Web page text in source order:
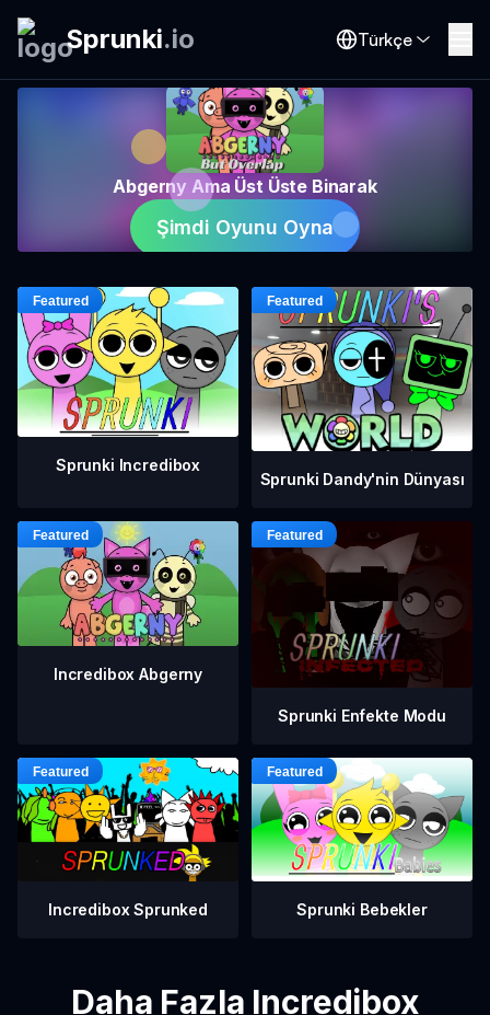
Sprunki.io Türkçe
Abgerny Ama Üst Üste Binarak
Şimdi Oyunu Oyna
Sprunki Incredibox
Sprunki Dandy'nin Dünyası
Incredibox Abgerny
Sprunki Enfekte Modu
Incredibox Sprunked Sprunki Bebekler
Daha Fazla Incredibox